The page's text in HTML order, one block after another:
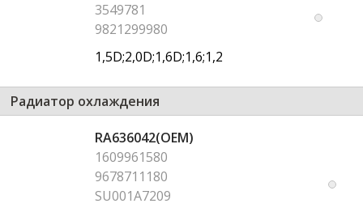
3549781
9821299980
1,5D;2,0D;1,6D;1,6;1,2
Радиатор охлаждения
RA636042(OEM)
1609961580
9678711180
SU001A7209